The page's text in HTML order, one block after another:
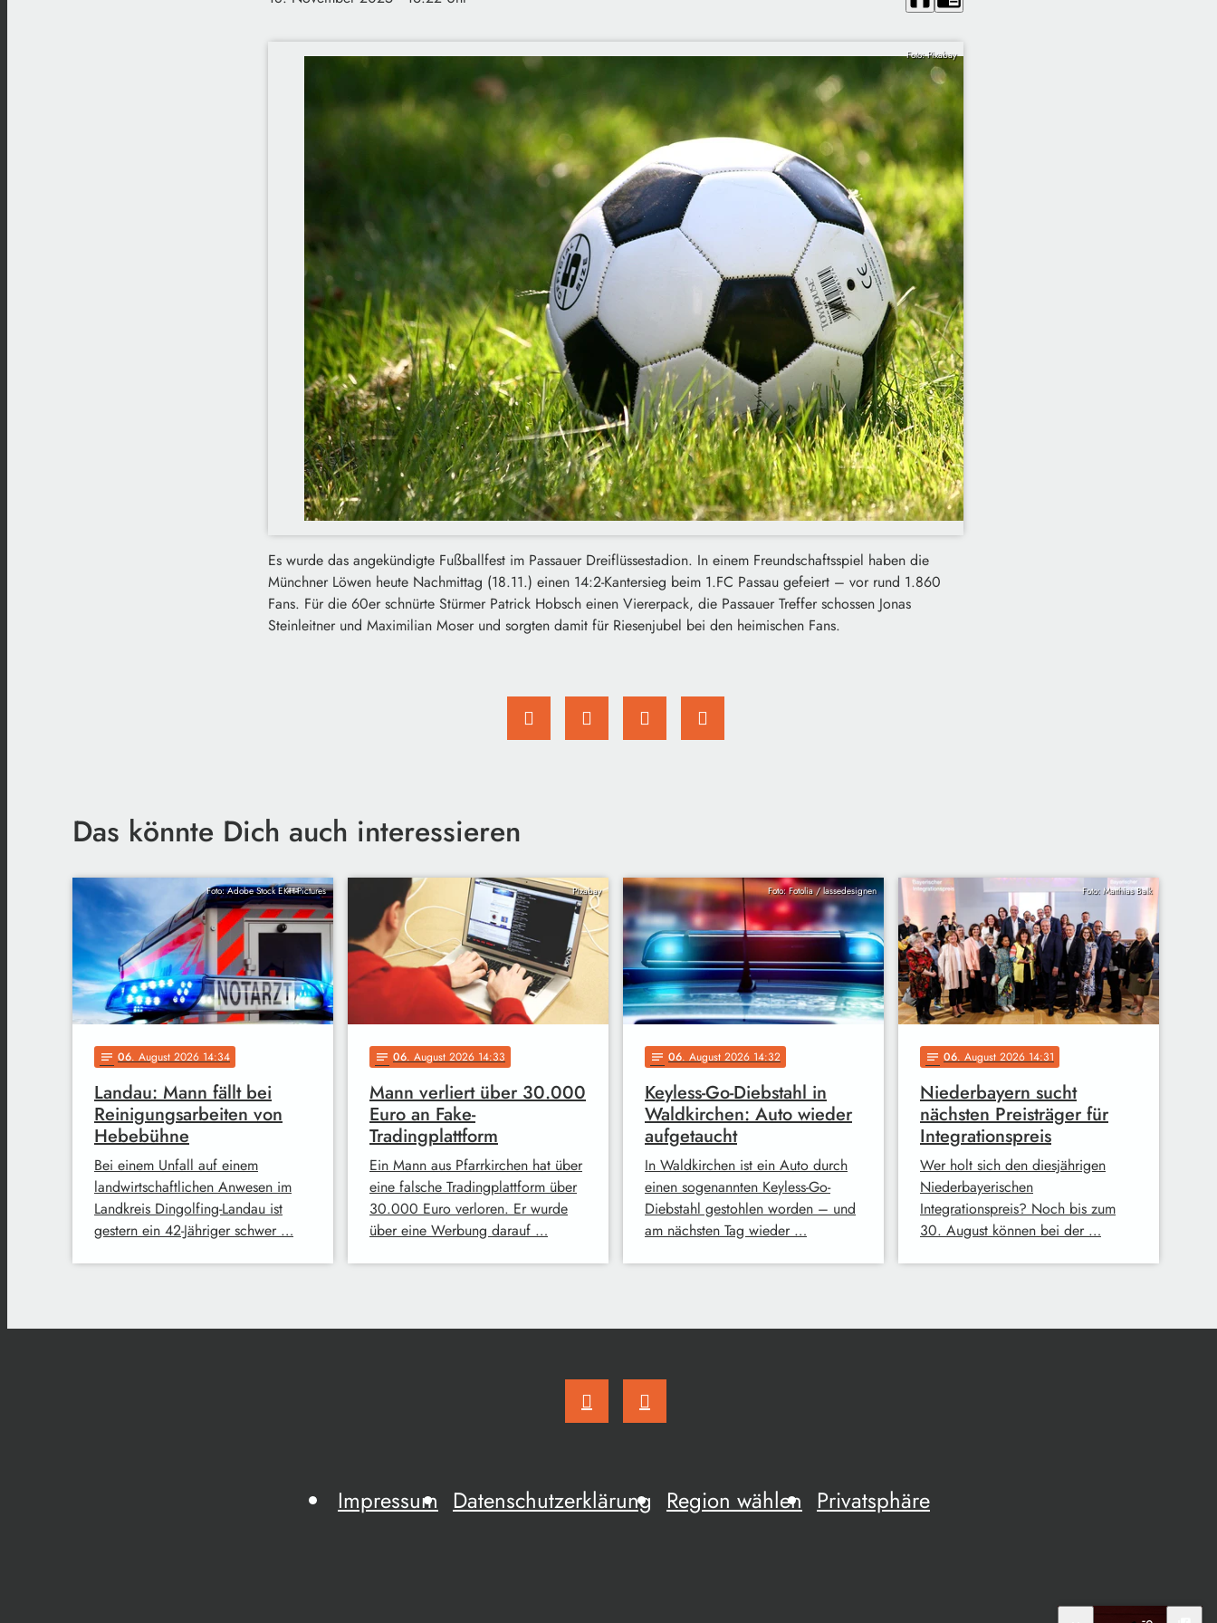
Foto: Pixabay
Es wurde das angekündigte Fußballfest im Passauer Dreiflüssestadion. In einem Freundschaftsspiel haben die
Münchner Löwen heute Nachmittag (18.11.) einen 14:2-Kantersieg beim 1.FC Passau gefeiert – vor rund 1.860
Fans. Für die 60er schnürte Stürmer Patrick Hobsch einen Viererpack, die Passauer Treffer schossen Jonas
Steinleitner und Maximilian Moser und sorgten damit für Riesenjubel bei den heimischen Fans.
Das könnte Dich auch interessieren
Foto: Adobe Stock EKH-Pictures
notes 06. August 2026 14:34
Landau: Mann fällt bei
Reinigungsarbeiten von
Hebebühne
Bei einem Unfall auf einem
landwirtschaftlichen Anwesen im
Landkreis Dingolfing-Landau ist
gestern ein 42-Jähriger schwer …
Pixabay
notes 06. August 2026 14:33
Mann verliert über 30.000
Euro an Fake-
Tradingplattform
Ein Mann aus Pfarrkirchen hat über
eine falsche Tradingplattform über
30.000 Euro verloren. Er wurde
über eine Werbung darauf …
Foto: Fotolia / lassedesignen
notes 06. August 2026 14:32
Keyless-Go-Diebstahl in
Waldkirchen: Auto wieder
aufgetaucht
In Waldkirchen ist ein Auto durch
einen sogenannten Keyless-Go-
Diebstahl gestohlen worden – und
am nächsten Tag wieder …
Foto: Matthias Balk
notes 06. August 2026 14:31
Niederbayern sucht
nächsten Preisträger für
Integrationspreis
Wer holt sich den diesjährigen
Niederbayerischen
Integrationspreis? Noch bis zum
30. August können bei der …
Impressum Datenschutzerklärung Region wählen Privatsphäre